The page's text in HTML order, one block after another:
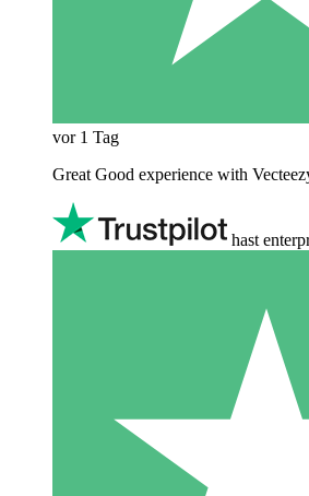
vor 1 Tag
Great Good experience with
hast